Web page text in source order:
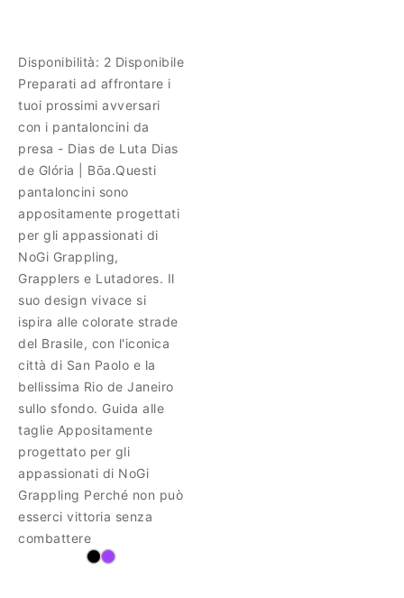
Disponibilità: 2 Disponibile
Preparati ad affrontare i
tuoi prossimi avversari
con i pantaloncini da
presa - Dias de Luta Dias
de Glória | Bōa.Questi
pantaloncini sono
appositamente progettati
per gli appassionati di
NoGi Grappling,
Grapplers e Lutadores. Il
suo design vivace si
ispira alle colorate strade
del Brasile, con l'iconica
città di San Paolo e la
bellissima Rio de Janeiro
sullo sfondo. Guida alle
taglie Appositamente
progettato per gli
appassionati di NoGi
Grappling Perché non può
esserci vittoria senza
combattere